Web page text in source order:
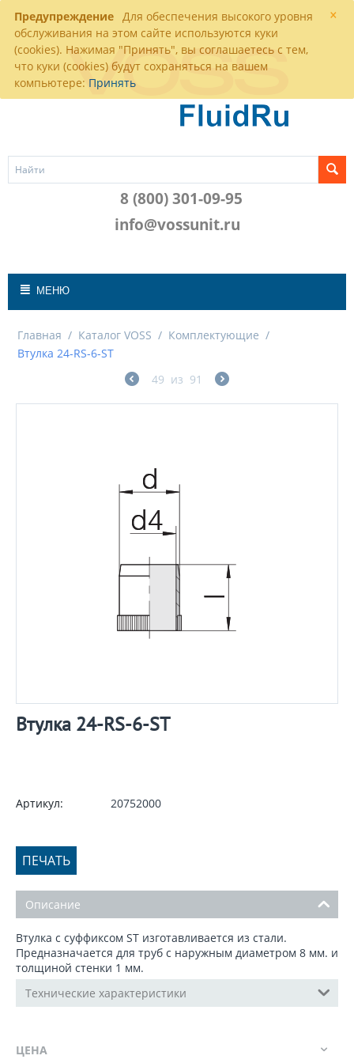
×
Предупреждение Для обеспечения высокого уровня
обслуживания на этом сайте используются куки
(cookies). Нажимая "Принять", вы соглашаетесь с тем,
что куки (cookies) будут сохраняться на вашем
компьютере: Принять
8 (800) 301-09-95
info@vossunit.ru
МЕНЮ
Главная / Каталог VOSS / Комплектующие /
Втулка 24-RS-6-ST
49 из 91
Втулка 24-RS-6-ST
Артикул: 20752000
ПЕЧАТЬ
Описание
Втулка с суффиксом ST изготавливается из стали.
Предназначается для труб с наружным диаметром 8 мм. и
толщиной стенки 1 мм.
Технические характеристики
ЦЕНА